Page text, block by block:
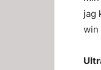
jag
win